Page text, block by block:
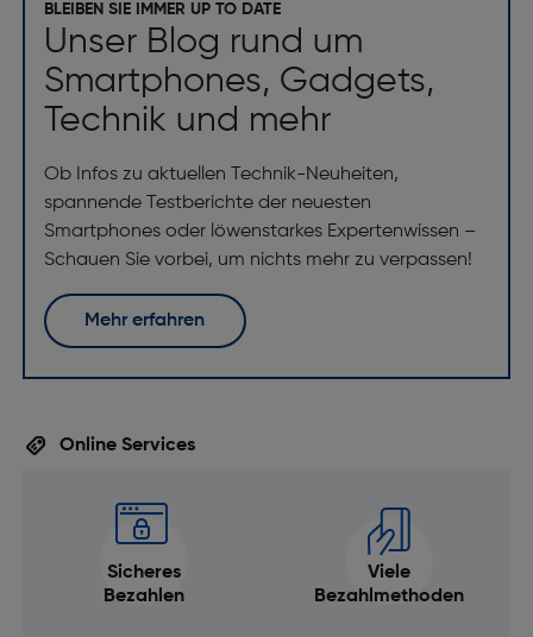
Wi-Fi Direct: Ja
WLAN: Ja
WLAN-Standards: 802.11a, 802.11b, 802.11g, Wi-Fi 4
(802.11n), Wi-Fi 5 (802.11ac), Wi-Fi 6 (802.11ax)
Bluetooth: Ja
Bluetooth-Version: 5.1
SIM-Kartentyp: NanoSIM
4G-Standard: LTE-TDD & LTE-FDD
Akku/Batterie
Batteriekapazität [mAh]: 5000
BLEIBEN SIE IMMER UP TO DATE
Unser Blog rund um
Smartphones, Gadgets,
Technik und mehr
Ob Infos zu aktuellen Technik-Neuheiten,
spannende Testberichte der neuesten
Smartphones oder löwenstarkes Expertenwissen –
Schauen Sie vorbei, um nichts mehr zu verpassen!
Mehr erfahren
Online Services
Sicheres
Bezahlen
Viele
Bezahlmethoden